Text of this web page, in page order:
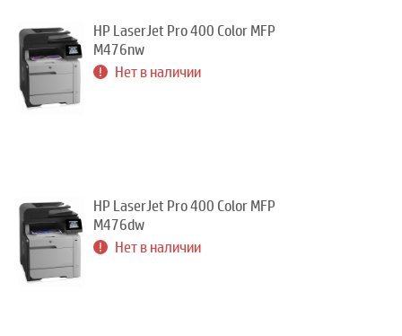
HP LaserJet Pro 400 Color MFP
M476nw
Нет в наличии
HP LaserJet Pro 400 Color MFP
M476dw
Нет в наличии